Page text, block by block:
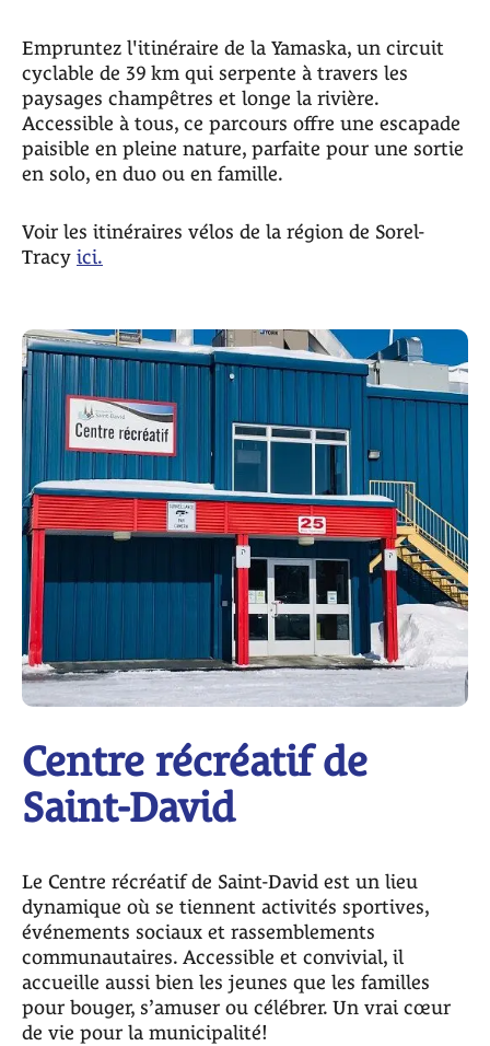
Empruntez l'itinéraire de la Yamaska, un circuit
cyclable de 39 km qui serpente à travers les
paysages champêtres et longe la rivière.
Accessible à tous, ce parcours offre une escapade
paisible en pleine nature, parfaite pour une sortie
en solo, en duo ou en famille.​
Voir les itinéraires vélos de la région de Sorel-
Tracy ici.
Centre récréatif de
Saint-David
Le Centre récréatif de Saint-David est un lieu
dynamique où se tiennent activités sportives,
événements sociaux et rassemblements
communautaires. Accessible et convivial, il
accueille aussi bien les jeunes que les familles
pour bouger, s’amuser ou célébrer. Un vrai cœur
de vie pour la municipalité!